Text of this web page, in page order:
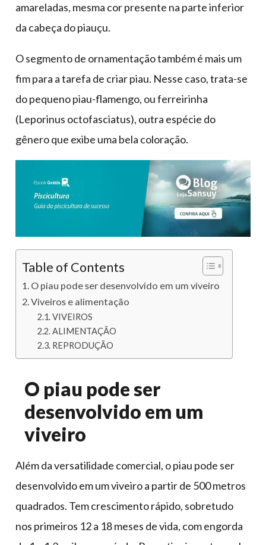
amareladas, mesma cor presente na parte inferior
da cabeça do piauçu.
O segmento de ornamentação também é mais um
fim para a tarefa de criar piau. Nesse caso, trata-se
do pequeno piau-flamengo, ou ferreirinha
(Leporinus octofasciatus), outra espécie do
gênero que exibe uma bela coloração.
Table of Contents
O piau pode ser desenvolvido em um viveiro
Viveiros e alimentação
VIVEIROS
ALIMENTAÇÃO
REPRODUÇÃO
O piau pode ser
desenvolvido em um
viveiro
Além da versatilidade comercial, o piau pode ser
desenvolvido em um viveiro a partir de 500 metros
quadrados. Tem crescimento rápido, sobretudo
nos primeiros 12 a 18 meses de vida, com engorda